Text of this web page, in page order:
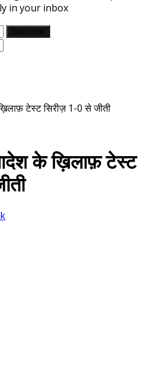
in your inbox
टेस्ट सिरीज़ 1-0 से जीती
के ख़िलाफ़ टेस्ट